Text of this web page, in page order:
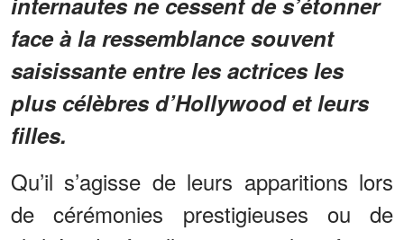
face à la ressemblance souvent
saisissante entre les actrices les
plus célèbres d’Hollywood et leurs
filles.
Qu’il s’agisse de leurs apparitions lors
de cérémonies prestigieuses ou de